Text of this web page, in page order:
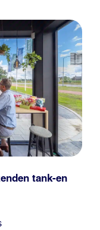
tank-en